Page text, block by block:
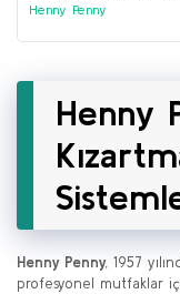
Henny Penny
Henny
Henny Penny, 1957
profesyonel mutfaklar